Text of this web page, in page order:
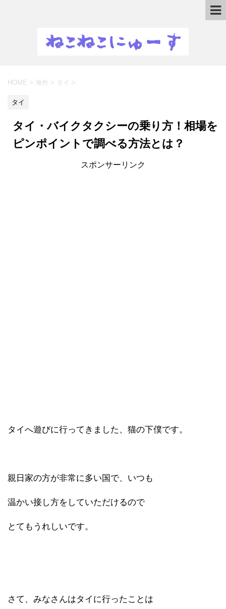
HOME > 海外 > タイ >
タイ
タイ・バイクタクシーの乗り方！相場を
ピンポイントで調べる方法とは？
スポンサーリンク
タイへ遊びに行ってきました、猫の下僕です。
親日家の方が非常に多い国で、いつも
温かい接し方をしていただけるので
とてもうれしいです。
さて、みなさんはタイに行ったことは